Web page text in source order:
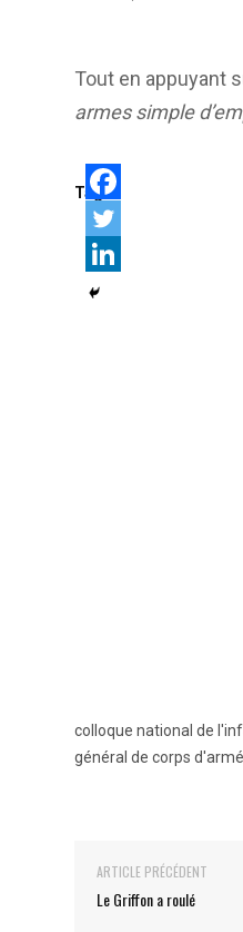
Tout en appuyant
armes simple
Tags:
colloque national de
général de corps
ARTICLE PRÉCÉDENT
Le Griffon a roulé